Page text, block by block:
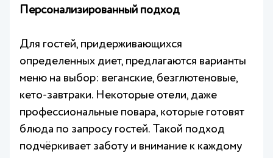
Персонализированный подход
Для гостей, придерживающихся
определенных диет, предлагаются варианты
меню на выбор: веганские, безглютеновые,
кето-завтраки. Некоторые отели, даже
профессиональные повара, которые готовят
блюда по запросу гостей. Такой подход
подчёркивает заботу и внимание к каждому